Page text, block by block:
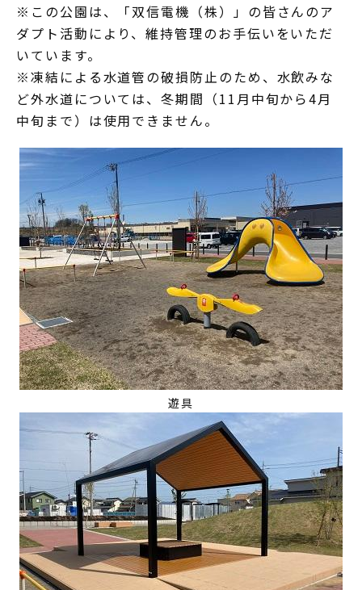
※この公園は、「双信電機（株）」の皆さんのア
ダプト活動により、維持管理のお手伝いをいただ
いています。
※凍結による水道管の破損防止のため、水飲みな
ど外水道については、冬期間（11月中旬から4月
中旬まで）は使用できません。
遊具